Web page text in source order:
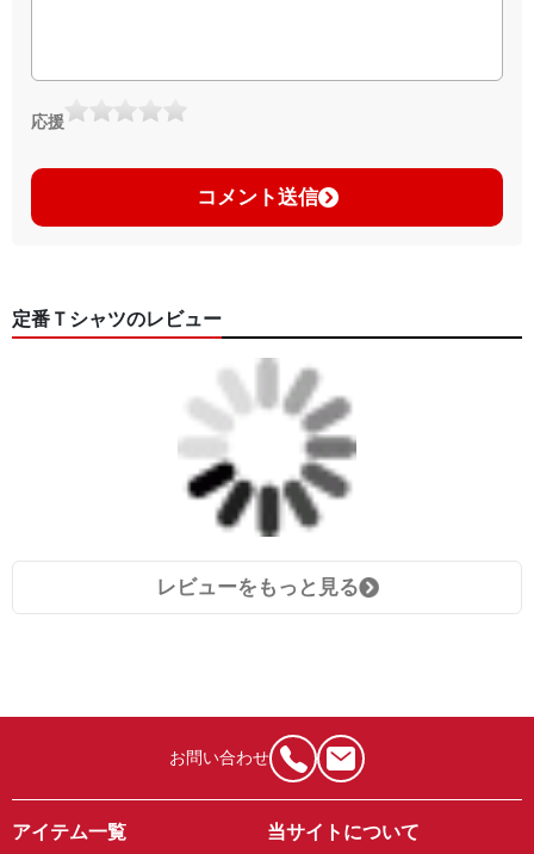
応援
コメント送信
定番Ｔシャツのレビュー
レビューをもっと見る
お問い合わせ
アイテム一覧 当サイトについて